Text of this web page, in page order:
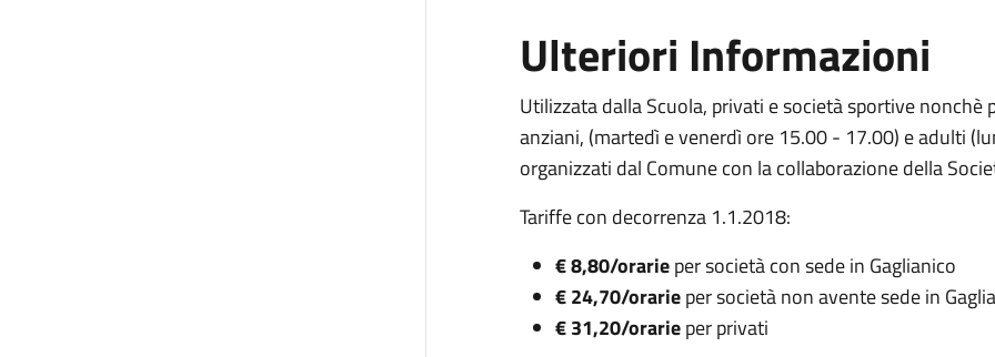
Ulteriori Informazioni
Utilizzata dalla Scuola, privati e società sportive
anziani, (martedì e venerdì ore 15.00 - 17.00) e adulti
organizzati dal Comune con la collaborazione della
Tariffe con decorrenza 1.1.2018:
€ 8,80/orarieper società con sede in Gaglianico
€ 24,70/orarieper società non avente sede in
€ 31,20/orarieper privati